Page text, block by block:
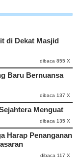
di Dekat Masjid
dibaca 855 X
Baru Bernuansa
dibaca 137 X
Menguat
dibaca 135 X
Harap Penanganan
dibaca 117 X